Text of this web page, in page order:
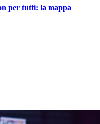
per tutti: la mappa